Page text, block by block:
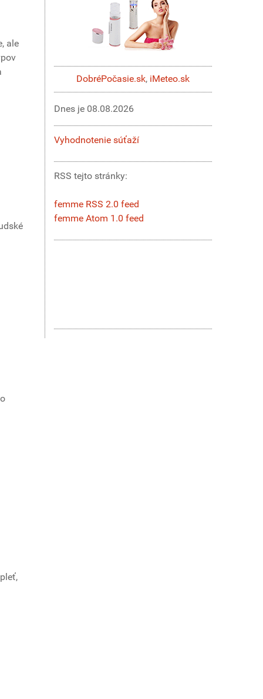
ale
DobréPočasie.sk, iMeteo.sk
Dnes je 08.08.2026
Vyhodnotenie súťaží
RSS tejto stránky:
femme RSS 2.0 feed
femme Atom 1.0 feed